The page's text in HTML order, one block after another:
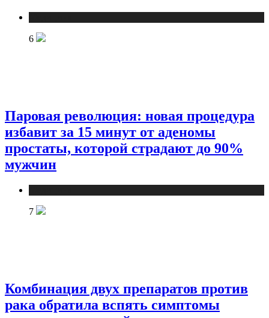
6
Паровая революция: новая процедура
избавит за 15 минут от аденомы
простаты, которой страдают до 90%
мужчин
7
Комбинация двух препаратов против
рака обратила вспять симптомы